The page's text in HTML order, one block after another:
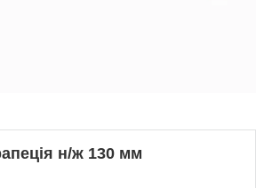
н/ж 130 мм